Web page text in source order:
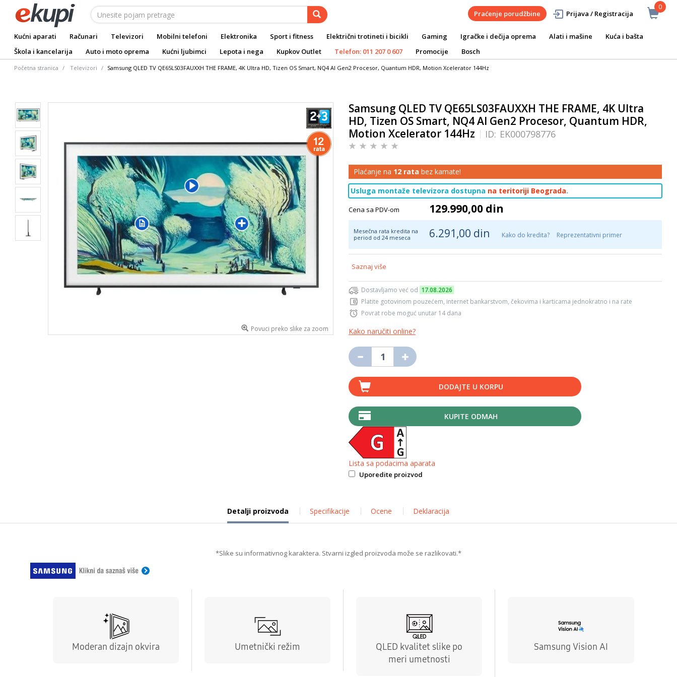
0
Praćenje porudžbine Prijava / Registracija
Kućni aparati Računari Televizori Mobilni telefoni Elektronika Sport i fitness Električni trotineti i bicikli Gaming Igračke i dečija oprema Alati i mašine
Kuća i bašta
Škola i kancelarija
Auto i moto oprema Kućni ljubimci Lepota i nega Kupkov Outlet Telefon: 011 207 0 607 Promocije Bosch
Početna stranica Televizori Samsung QLED TV QE65LS03FAUXXH THE FRAME, 4K Ultra HD, Tizen OS Smart, NQ4 AI Gen2 Procesor, Quantum HDR, Motion Xcelerator 144Hz
Povuci preko slike za zoom
Samsung QLED TV QE65LS03FAUXXH THE FRAME, 4K Ultra
HD, Tizen OS Smart, NQ4 AI Gen2 Procesor, Quantum HDR,
Motion Xcelerator 144Hz
ID: EK000798776
Plaćanje na 12 rata bez kamate!
Usluga montaže televizora dostupna na teritoriji Beograda.
Cena sa PDV-om 129.990,00 din
Mesečna rata kredita na
period od 24 meseca
6.291,00 din Kako do kredita? Reprezentativni primer
Saznaj više
Dostavljamo već od 17.08.2026
Platite gotovinom pouzećem, internet bankarstvom, čekovima i karticama jednokratno i na rate
Povrat robe moguć unutar 14 dana
Kako naručiti online?
DODAJTE U KORPU
KUPITE ODMAH
Lista sa podacima aparata
Uporedite proizvod
Detalji proizvoda Specifikacije Ocene Deklaracija
*Slike su informativnog karaktera. Stvarni izgled proizvoda može se razlikovati.*
Moderan dizajn okvira Umetnički režim
QLED kvalitet slike po
meri umetnosti
Samsung Vision AI